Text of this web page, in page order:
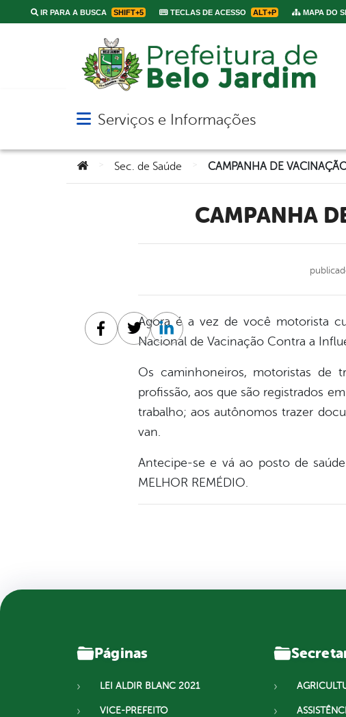
IR PARA A BUSCA SHIFT+5 TECLAS DE ACESSO ALT+P MAPA DO
Abrir menu principal de navegação
Serviços e Informações
Você está aqui:Sec. de Saúde
CAMPANHA
Agora é a vez de você motorista
Nacional de Vacinação Contra a
Os caminhoneiros, motoristas de
profissão, aos que são registrados
trabalho; aos autônomos trazer docu
van.
Antecipe-se e vá ao posto de
MELHOR REMÉDIO.
Facebook
TwitterLinkedin
Páginas
LEI ALDIR BLANC 2021
VICE-PREFEITO